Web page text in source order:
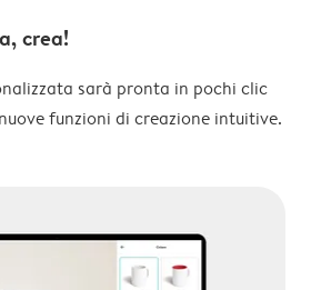
crea!
sarà pronta in pochi clic
funzioni di creazione intuitive.